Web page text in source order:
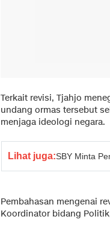
Terkait revisi, Tjahjo
undang ormas tersebut
menjaga ideologi negara.
Lihat juga:SBY Minta
Pembahasan mengenai
Koordinator bidang